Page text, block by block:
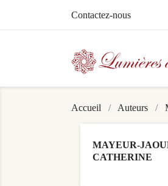
Contactez-nous
Accueil Auteurs
MAYEUR-
CATHERINE